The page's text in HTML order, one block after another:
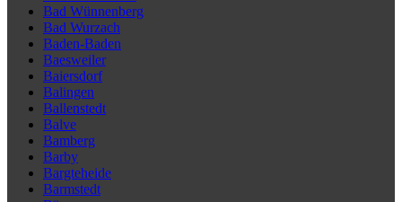
Bad Wünnenberg
Bad Wurzach
Baden-Baden
Baesweiler
Baiersdorf
Balingen
Ballenstedt
Balve
Bamberg
Barby
Bargteheide
Barmstedt